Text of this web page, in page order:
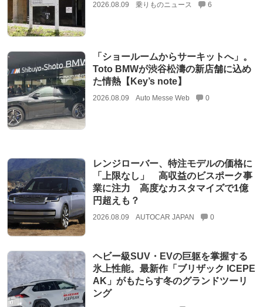
2026.08.09 乗りものニュース 6
「ショールームからサーキットへ」。
Toto BMWが渋谷松濤の新店舗に込め
た情熱【Key’s note】
2026.08.09 Auto Messe Web 0
レンジローバー、特注モデルの価格に
「上限なし」 高収益のビスポーク事
業に注力 高度なカスタマイズで1億
円超えも？
2026.08.09 AUTOCAR JAPAN 0
ヘビー級SUV・EVの巨躯を掌握する
氷上性能。最新作「ブリザック ICEPE
AK」がもたらす冬のグランドツーリ
ング